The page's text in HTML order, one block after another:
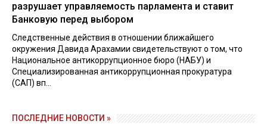
разрушает управляемость парламента и ставит
Банковую перед выбором
Следственные действия в отношении ближайшего
окружения Давида Арахамии свидетельствуют о том, что
Национальное антикоррупционное бюро (НАБУ) и
Специализированная антикоррупционная прокуратура
(САП) вп...
ПОСЛЕДНИЕ НОВОСТИ »